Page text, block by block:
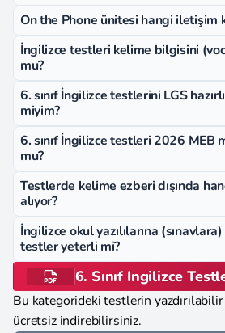
On the Phone ünitesi hangi iletişim
İngilizce testleri kelime bilgisini
mu?
6. sınıf İngilizce testlerini LGS
miyim?
6. sınıf İngilizce testleri 2026 MEB
mu?
Testlerde kelime ezberi dışında
alıyor?
İngilizce okul yazılılarına
testler yeterli mi?
6. Sınıf Ingilizce
Bu kategorideki testlerin
ücretsiz indirebilirsiniz.